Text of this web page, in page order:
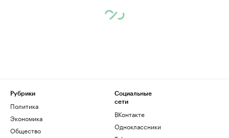
Рубрики
Политика
Экономика
Общество
Социальные
сети
ВКонтакте
Одноклассники